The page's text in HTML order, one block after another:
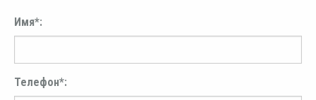
Имя*:
Телефон*: